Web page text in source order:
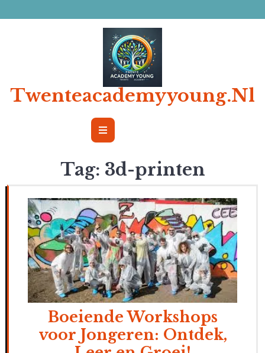
naar
Twenteacademyyoung.nl
Open
Tag: 3d-printen
Boeiende Workshops
voor Jongeren: Ontdek,